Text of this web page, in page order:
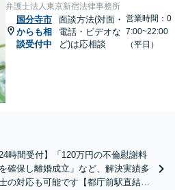
弁護士法人東京新宿法律事務所
国分寺市
からも相
談受付中
面談方法(対面・
電話・ビデオな
ど)は応相談
営業時間：0
7:00~22:00
（平日）
時間受付】「120万円の不倫慰謝料
確保し離婚成立」など、解決実績多
の対応も可能です【都庁前駅直結】